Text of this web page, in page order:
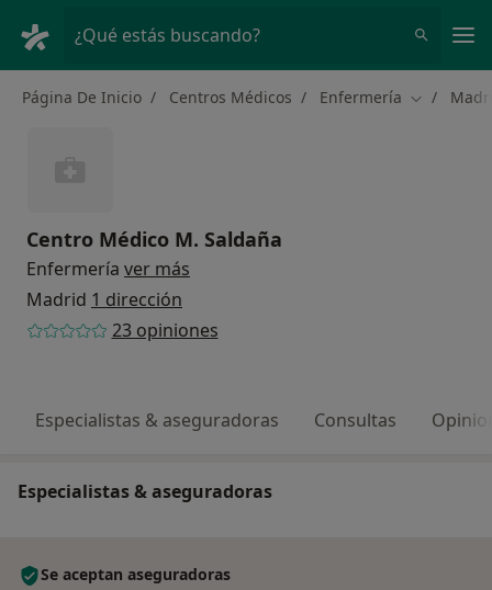
¿Qué estás buscando?
Página De Inicio Centros Médicos Enfermería Cambiar
Centro Médico M. Saldaña
Enfermería ver más
Madrid 1 dirección
23 opiniones
Especialistas & aseguradoras Consultas
Especialistas & aseguradoras
Se aceptan aseguradoras